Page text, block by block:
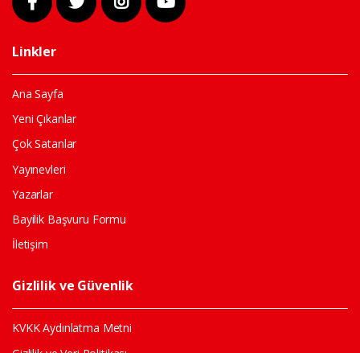
Linkler
Ana Sayfa
Yeni Çıkanlar
Çok Satanlar
Yayınevleri
Yazarlar
Bayilik Başvuru Formu
İletişim
Gizlilik ve Güvenlik
KVKK Aydınlatma Metni